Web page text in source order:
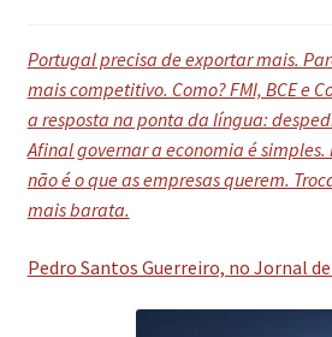
Portugal precisa de exportar mais.
mais competitivo. Como? FMI, BCE e
a resposta na ponta da língua:
Afinal governar a economia é simples.
não é o que as empresas querem.
mais barata.
Pedro Santos Guerreiro, no Jornal